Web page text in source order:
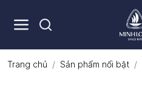
Trang chủ Sản phẩm nổi bật